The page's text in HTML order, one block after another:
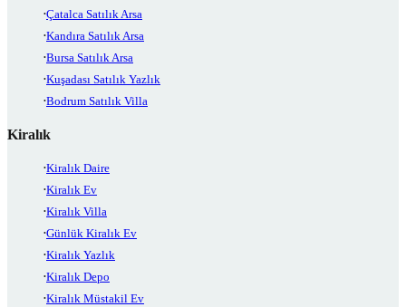
Çatalca Satılık Arsa
Kandıra Satılık Arsa
Bursa Satılık Arsa
Kuşadası Satılık Yazlık
Bodrum Satılık Villa
Kiralık
Kiralık Daire
Kiralık Ev
Kiralık Villa
Günlük Kiralık Ev
Kiralık Yazlık
Kiralık Depo
Kiralık Müstakil Ev